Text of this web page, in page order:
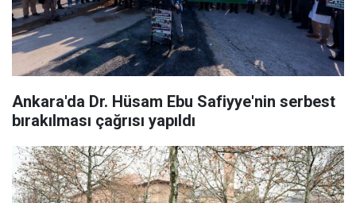
Ankara'da Dr. Hüsam Ebu Safiyye'nin serbest
bırakılması çağrısı yapıldı